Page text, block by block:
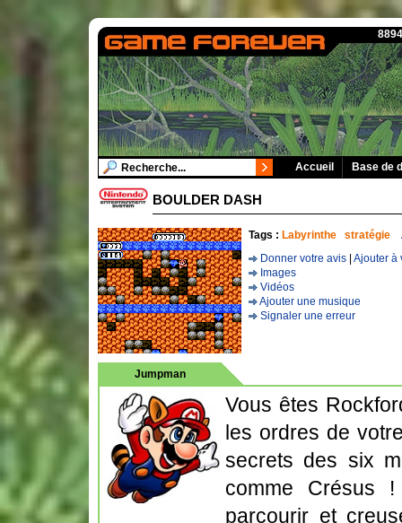
Accueil Base de
BOULDER DASH
Tags : Labyrinthe stratégie
Donner votre avis Ajouter à
Images
Vidéos
Ajouter une musique
Signaler une erreur
Jumpman
Vous êtes
les ordres de
secrets des six
comme Crésus
parcourir et